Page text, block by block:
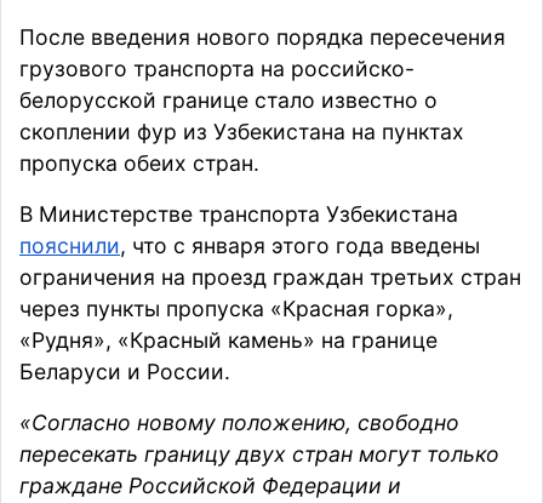
После введения нового порядка пересечения
грузового транспорта на российско-
белорусской границе стало известно о
скоплении фур из Узбекистана на пунктах
пропуска обеих стран.
В Министерстве транспорта Узбекистана
пояснили, что с января этого года введены
ограничения на проезд граждан третьих стран
через пункты пропуска «Красная горка»,
«Рудня», «Красный камень» на границе
Беларуси и России.
«Согласно новому положению, свободно
пересекать границу двух стран могут только
граждане Российской Федерации и